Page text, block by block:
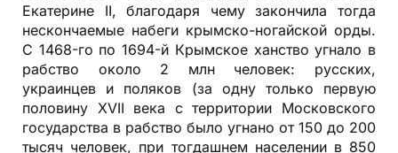
Екатерине II, благодаря чему закончила тогда
нескончаемые набеги крымско-ногайской орды.
С 1468-го по 1694-й Крымское ханство угнало в
рабство около 2 млн человек: русских,
украинцев и поляков (за одну только первую
половину XVII века с территории Московского
государства в рабство было угнано от 150 до 200
тысяч человек, при тогдашнем населении в 850